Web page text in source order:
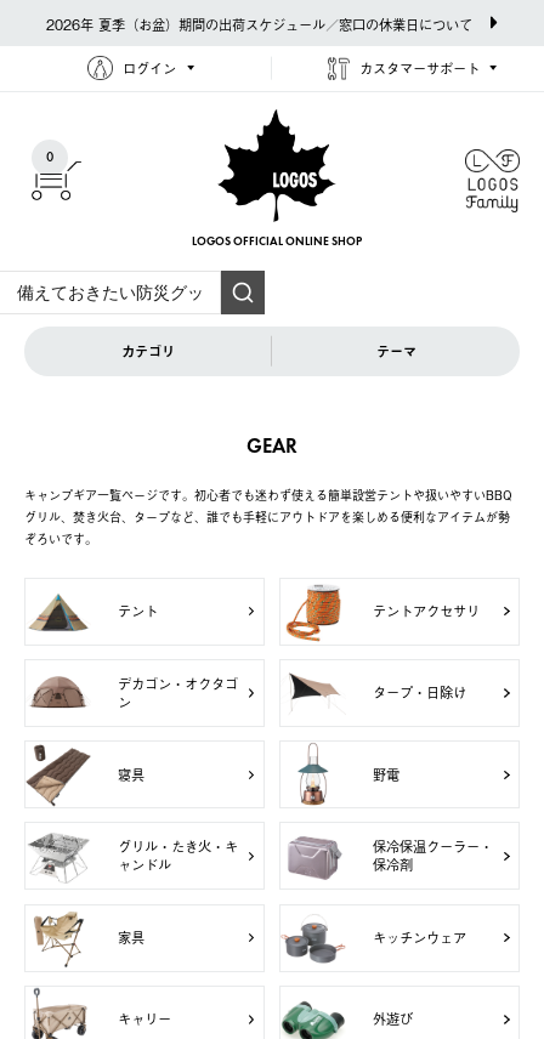
2026年 夏季（お盆）期間の出荷スケジュール／窓口の休業日について
ログイン カスタマーサポート
0
LOGOS OFFICIAL ONLINE SHOP
カテゴリ テーマ
GEAR
キャンプギア一覧ページです。初心者でも迷わず使える簡単設営テントや扱いやすいBBQ
グリル、焚き火台、タープなど、誰でも手軽にアウトドアを楽しめる便利なアイテムが勢
ぞろいです。
テント テントアクセサリ
デカゴン・オクタゴ
ン
タープ・日除け
寝具 野電
グリル・たき火・キ
ャンドル
保冷保温クーラー・
保冷剤
家具 キッチンウェア
キャリー 外遊び